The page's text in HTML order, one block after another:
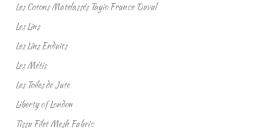
Les Cotons Matelassés Tayio France Duval
Les Lins
Les Lins Enduits
Les Métis
Les Toiles de Jute
Liberty of London
Tissu Filet Mesh Fabric